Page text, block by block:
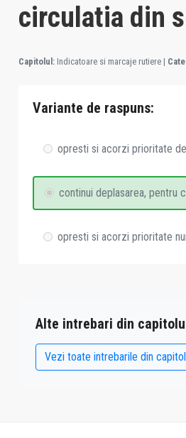
circulatia din
Capitolul: Indicatoare si marcaje rutiere |
Variante de raspuns:
opresti si acorzi prioritate
continui deplasarea, pentru
opresti si acorzi prioritate
Alte intrebari din
Vezi toate intrebarile din capitol